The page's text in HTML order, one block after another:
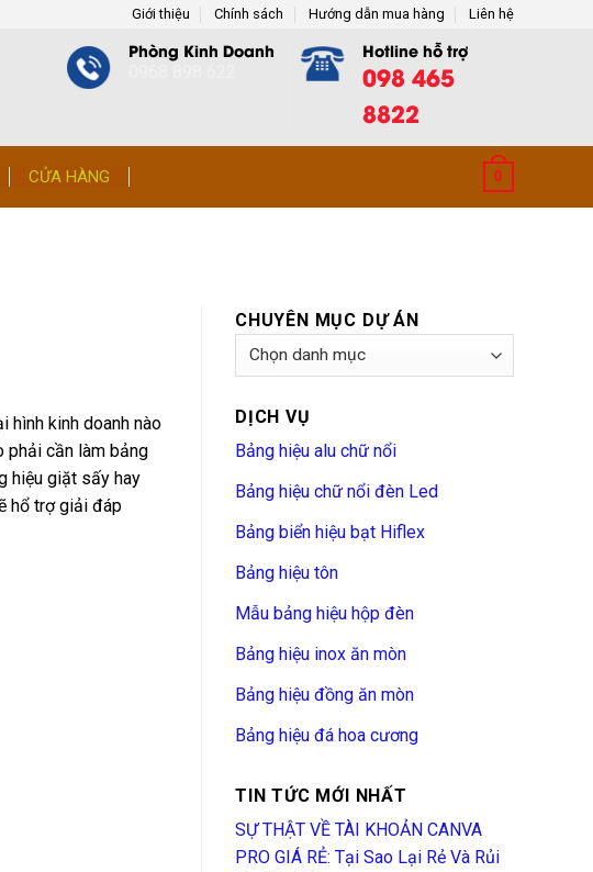
Giới thiệu Chính sách Hướng dẫn mua hàng Liên hệ
Phòng Kinh Doanh Hotline hỗ trợ
098 465
8822
CỬA HÀNG 0
hình kinh doanh nào
phải cần làm bảng
hiệu giặt sấy hay
hổ trợ giải đáp
CHUYÊN MỤC DỰ ÁN
Chuyên
Án
DỊCH VỤ
Bảng hiệu alu chữ nổi
Bảng hiệu chữ nổi đèn Led
Bảng biển hiệu bạt Hiflex
Bảng hiệu tôn
Mẫu bảng hiệu hộp đèn
Bảng hiệu inox ăn mòn
Bảng hiệu đồng ăn mòn
Bảng hiệu đá hoa cương
TIN TỨC MỚI NHẤT
SỰ THẬT VỀ TÀI KHOẢN CANVA
PRO GIÁ RẺ: Tại Sao Lại Rẻ Và Rủi